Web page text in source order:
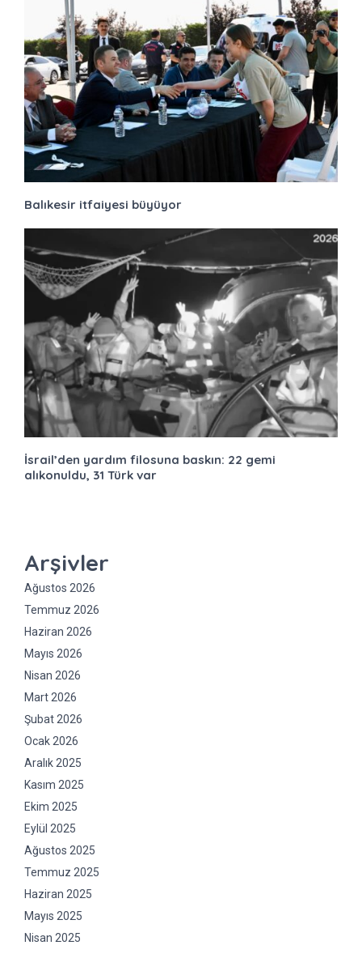
Balıkesir itfaiyesi büyüyor
İsrail’den yardım filosuna baskın: 22 gemi
alıkonuldu, 31 Türk var
Arşivler
Ağustos 2026
Temmuz 2026
Haziran 2026
Mayıs 2026
Nisan 2026
Mart 2026
Şubat 2026
Ocak 2026
Aralık 2025
Kasım 2025
Ekim 2025
Eylül 2025
Ağustos 2025
Temmuz 2025
Haziran 2025
Mayıs 2025
Nisan 2025